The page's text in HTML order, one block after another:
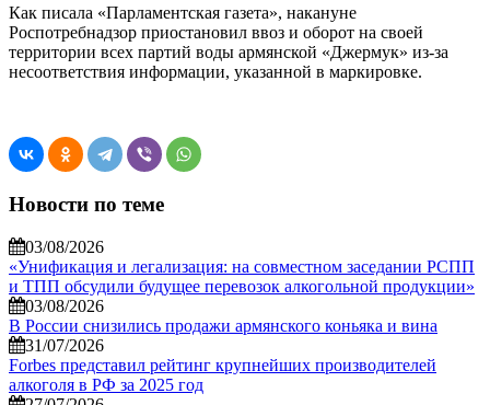
Как писала «Парламентская газета», накануне
Роспотребнадзор приостановил ввоз и оборот на своей
территории всех партий воды армянской «Джермук» из-за
несоответствия информации, указанной в маркировке.
Новости по теме
03/08/2026
«Унификация и легализация: на совместном заседании РСПП
и ТПП обсудили будущее перевозок алкогольной продукции»
03/08/2026
В России снизились продажи армянского коньяка и вина
31/07/2026
Forbes представил рейтинг крупнейших производителей
алкоголя в РФ за 2025 год